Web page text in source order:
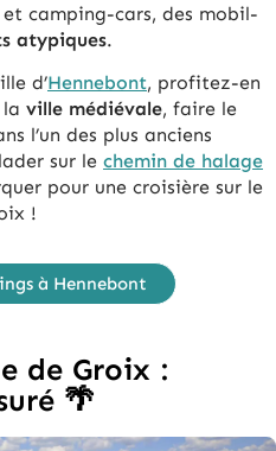
camping-cars, des mobil-
atypiques.
d’Hennebont, profitez-en
ville médiévale, faire le
l’un des plus anciens
sur le chemin de halage
pour une croisière sur le
!
à Hennebont
de Groix :
🌴